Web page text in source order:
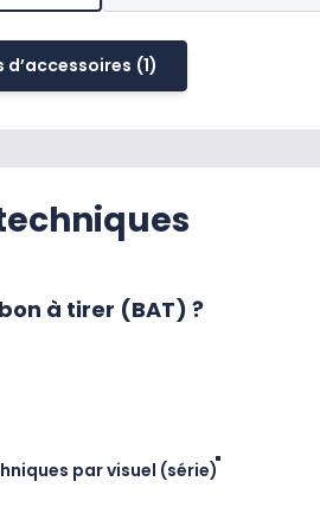
d’accessoires (1)
à tirer (BAT) ?
par visuel (série)